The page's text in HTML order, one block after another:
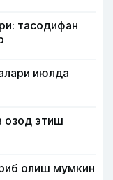
тасодифан
июлда
озод этиш
олиш мумкин